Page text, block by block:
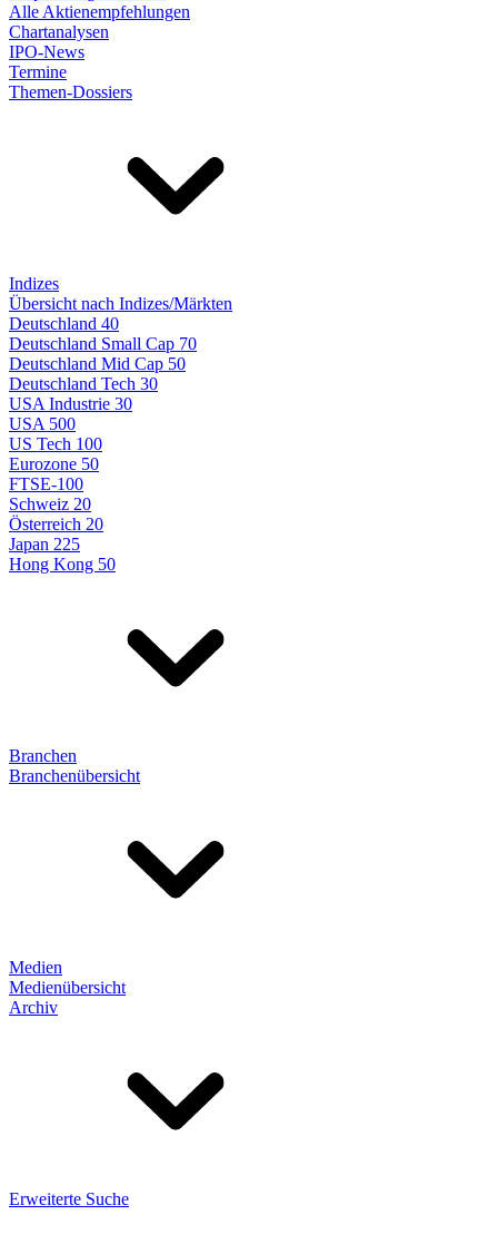
Alle Aktienempfehlungen
Chartanalysen
IPO-News
Termine
Themen-Dossiers
Indizes
Übersicht nach Indizes/Märkten
Deutschland 40
Deutschland Small Cap 70
Deutschland Mid Cap 50
Deutschland Tech 30
USA Industrie 30
USA 500
US Tech 100
Eurozone 50
FTSE-100
Schweiz 20
Österreich 20
Japan 225
Hong Kong 50
Branchen
Branchenübersicht
Medien
Medienübersicht
Archiv
Erweiterte Suche